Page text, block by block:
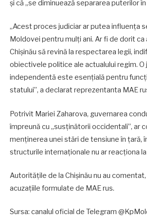
și că „se diminuează separarea puterilor
„Acest proces judiciar ar putea influența
Moldovei pentru mulți ani. Ar fi de dorit
Chișinău să revină la respectarea legii,
obiectivele politice ale actualului regim. O
independentă este esențială pentru
statului”, a declarat reprezentanta MAE
Potrivit Mariei Zaharova, guvernarea
împreună cu „susținătorii occidentali”, ar
menținerea unei stări de tensiune în țară,
structurile internaționale nu ar reacționa
Autoritățile de la Chișinău nu au
acuzațiile formulate de MAE rus.
Sursa: canalul oficial de Telegram